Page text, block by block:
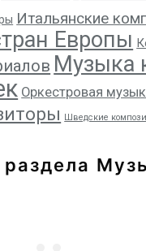
Итальянские
Европы
Музыка
Оркестровая
Шведские
раздела